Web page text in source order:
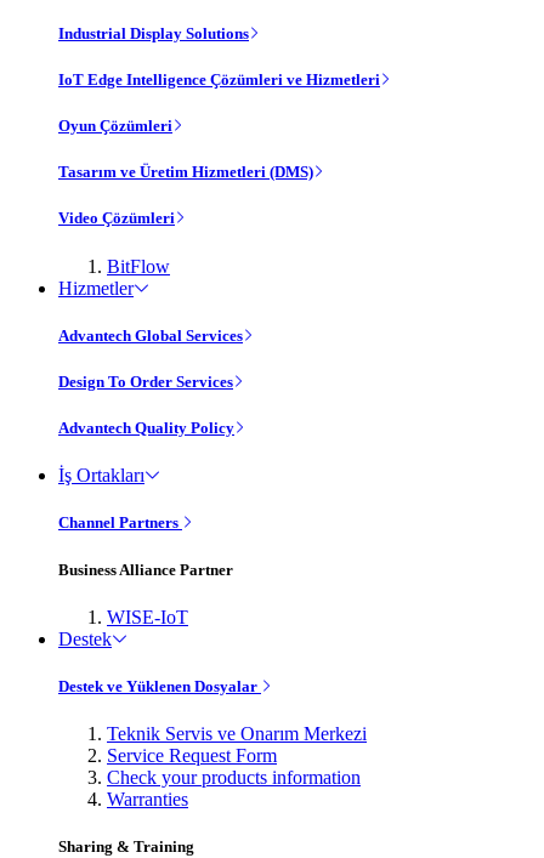
Industrial Display Solutions
IoT Edge Intelligence Çözümleri ve Hizmetleri
Oyun Çözümleri
Tasarım ve Üretim Hizmetleri (DMS)
Video Çözümleri
BitFlow
Hizmetler
Advantech Global Services
Design To Order Services
Advantech Quality Policy
İş Ortakları
Channel Partners
Business Alliance Partner
WISE-IoT
Destek
Destek ve Yüklenen Dosyalar
Teknik Servis ve Onarım Merkezi
Service Request Form
Check your products information
Warranties
Sharing & Training